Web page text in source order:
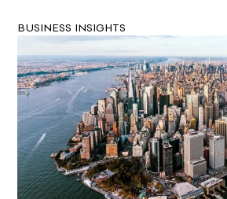
BUSINESS INSIGHTS